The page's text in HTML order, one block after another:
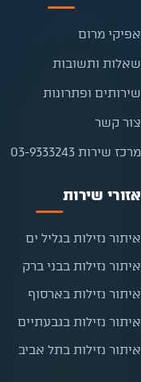
אפיקי מרום
שאלות ותשובות
שירותים ופתרונות
צור קשר
מרכז שירות 03-9333243
אזורי שירות
איתור נזילות בגליל ים
איתור נזילות בבני ברק
איתור נזילות בארסוף
איתור נזילות בגבעתיים
איתור נזילות בתל אביב